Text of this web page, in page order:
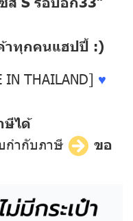
าทุกคนแฮปปี้ :)
THAILAND] ♥
ษีได้
กำกับภาษี
ขอ